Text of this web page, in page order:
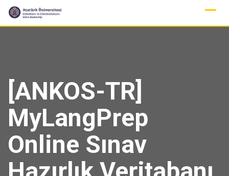
Skip
[ANKOS-TR]
MyLangPrep
Online Sınav